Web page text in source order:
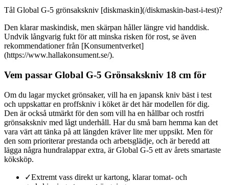
Tål Global G-5 grönsakskniv [diskmaskin](/diskmaskin-bast-i-test)?
Den klarar maskindisk, men skärpan håller längre vid handdisk.
Undvik långvarig fukt för att minska risken för rost, se även
rekommendationer från [Konsumentverket]
(https://www.hallakonsument.se/).
Vem passar Global G-5 Grönsakskniv 18 cm för
Om du lagar mycket grönsaker, vill ha en japansk kniv bäst i test
och uppskattar en proffskniv i köket är det här modellen för dig.
Den är också utmärkt för den som vill ha en hållbar och rostfri
grönsakskniv med lågt underhåll. Har du små barn hemma kan det
vara värt att tänka på att längden kräver lite mer uppsikt. Men för
den som prioriterar prestanda och arbetsglädje, och är beredd att
lägga några hundralappar extra, är Global G-5 ett av årets smartaste
köksköp.
✓Extremt vass direkt ur kartong, klarar tomat- och